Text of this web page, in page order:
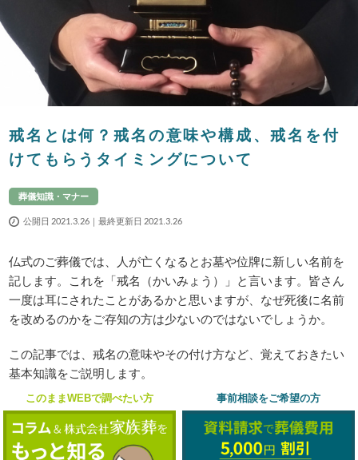
戒名とは何？戒名の意味や構成、戒名を付
けてもらうタイミングについて
葬儀知識・マナー
公開日 2021.3.26｜最終更新日 2021.3.26
仏式のご葬儀では、人が亡くなるとお墓や位牌に新しい名前を
記します。これを「戒名（かいみょう）」と言います。皆さん
一度は耳にされたことがあるかと思いますが、なぜ死後に名前
を改めるのかをご存知の方は少ないのではないでしょうか。
この記事では、戒名の意味やその付け方など、覚えておきたい
基本知識をご説明します。
このままWEBで調べたい方 事前相談をご希望の方